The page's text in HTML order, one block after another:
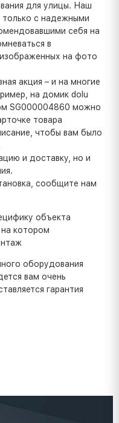
для улицы. Наш
только с надежными
себя на
в
на фото
акция – и на многие
на домик dolu
SG000004860 можно
товара
чтобы вам было
и доставку, но и
сообщите нам
объекта
на котором
оборудования
вам очень
гарантия